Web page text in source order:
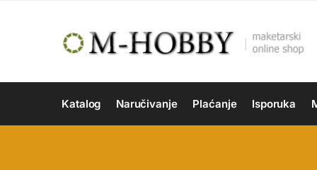
Katalog Naručivanje Plaćanje Isporuka